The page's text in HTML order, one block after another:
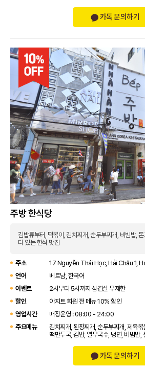
카톡 문의하기
주방 한식당
김밥류부터, 떡볶이, 김치찌개, 순두부찌개, 비빔밥,
다 있는 한식 맛집
주소
17 Nguyễn Thái Học, Hải Châu 1,
언어
베트남, 한국어
이벤트
2시부터 5시까지 삼겹살 무제한
할인
아지트 회원 전 메뉴 10% 할인
영업시간
매장운영 : 08:00 - 24:00
주요메뉴
김치찌개, 된장찌개, 순두부찌개, 제육
떡만두국, 김밥, 열무국수, 냉면, 비빔밥,
카톡 문의하기